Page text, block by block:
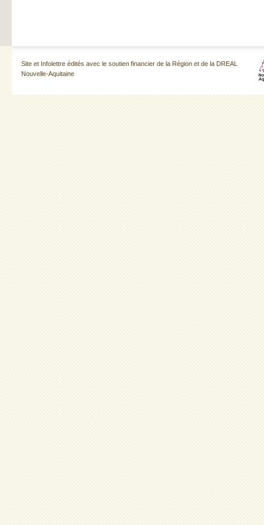
Site et Infolettre édités avec le soutien financier de la Région et de la DREAL
Nouvelle-Aquitaine